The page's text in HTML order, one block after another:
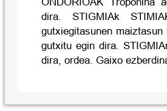
dira. STIGMIAk
gutxiegitasunen
gutxitu egin dira.
dira, ordea. Gaixo